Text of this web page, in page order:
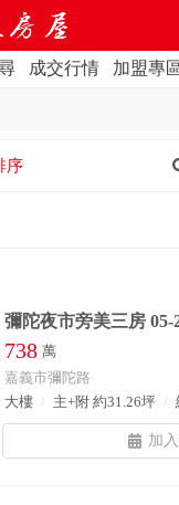
成交行情 加盟專
序
彌陀夜市旁美三房 05-
738 萬
嘉義市彌陀路
大樓
主+附 約31.26坪